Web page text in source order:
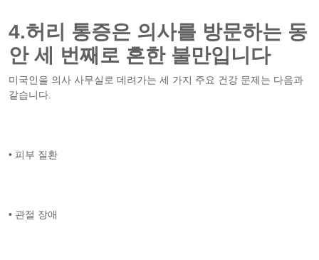
4.허리 통증은 의사를 방문하는 동
안 세 번째로 흔한 불만입니다
미국인을 의사 사무실로 데려가는 세 가지 주요 건강 문제는 다음과
같습니다.
• 피부 질환
• 관절 장애